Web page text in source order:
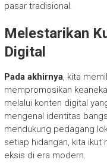
pasar tradisional.
Melestarikan
Digital
Pada akhirnya, kita
mempromosikan
melalui konten digital
mengenal identitas
mendukung pedagang
setiap hidangan, kita ikut
eksis di era modern.